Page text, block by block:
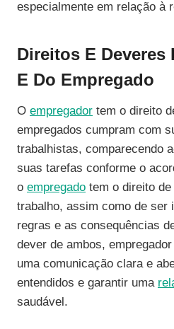
especialmente em relação à
Direitos E Deveres
E Do Empregado
O empregador tem o direito
empregados cumpram com
trabalhistas, comparecendo
suas tarefas conforme o
o empregado tem o direito
trabalho, assim como de ser
regras e as consequências
dever de ambos,
uma comunicação clara e
entendidos e garantir uma
saudável.